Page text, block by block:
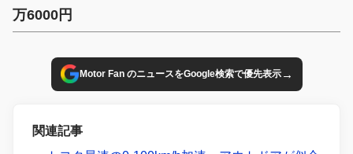
万6000円
Motor Fan のニュースをGoogle検索で優先表示→
関連記事